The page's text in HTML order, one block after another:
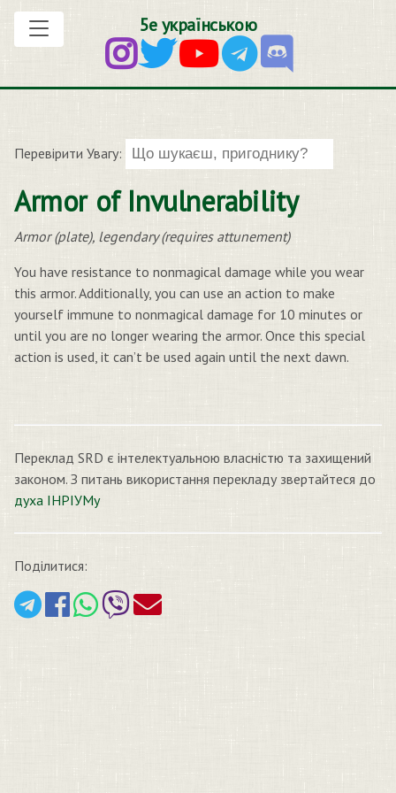
5е українською
Перевірити Увагу:
Armor of Invulnerability
Armor (plate), legendary (requires attunement)
You have resistance to nonmagical damage while you wear
this armor. Additionally, you can use an action to make
yourself immune to nonmagical damage for 10 minutes or
until you are no longer wearing the armor. Once this special
action is used, it can’t be used again until the next dawn.
Переклад SRD є інтелектуальною власністю та захищений
законом. З питань використання перекладу звертайтеся до
духа ІНРІУМу
Поділитися: